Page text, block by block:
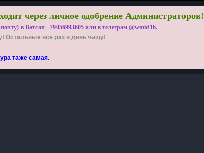
через личное одобрение Администраторов!
в Ватсап +79056993605 или в телеграм @wmid16.
Остальные все раз в день чищу!
таже самая.